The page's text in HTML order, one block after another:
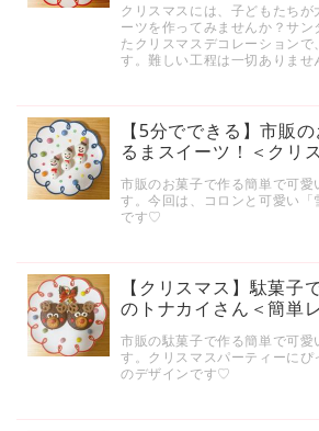
クリスマスには、子どもたち
ーツを作ってみませんか？サン
たクリスマスデコレーション
す。難しい工程は一切ありま
【5分でできる】市販
るまスイーツ！＜クリ
市販のお菓子で作る簡単で可愛
す。今回は、コロンと可愛い
です♡
【クリスマス】駄菓子
のトナカイさん＜簡単
市販の駄菓子で作る簡単で可愛
す。クリスマスパーティーにぴ
のデザインです♡